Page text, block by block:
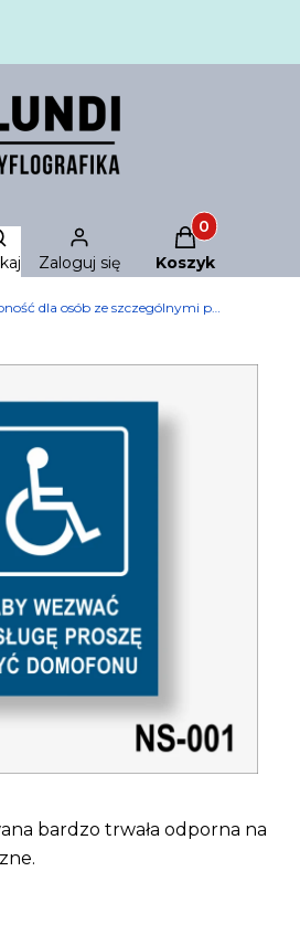
wyszukiwarkę
Zaloguj się
Produkty w
Koszyk
Dostępność dla osób ze szczególnymi potrzebami
bardzo trwała odporna na